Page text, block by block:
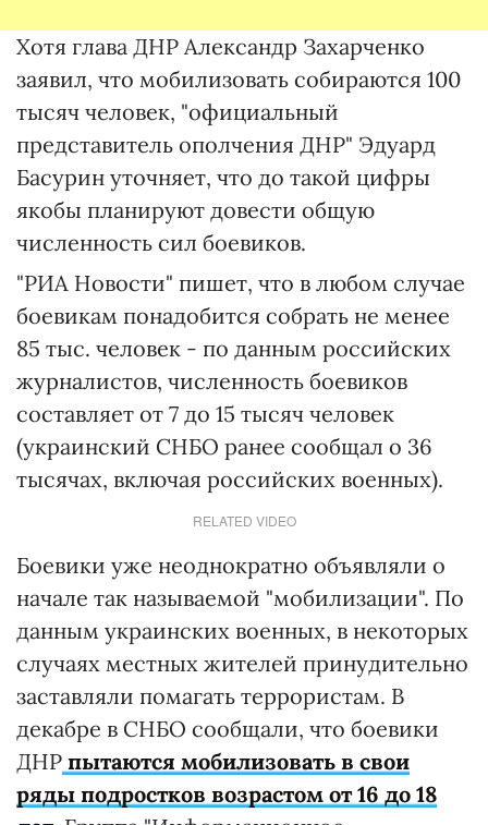
Хотя глава ДНР Александр Захарченко
заявил, что мобилизовать собираются 100
тысяч человек, "официальный
представитель ополчения ДНР" Эдуард
Басурин уточняет, что до такой цифры
якобы планируют довести общую
численность сил боевиков.
"РИА Новости" пишет, что в любом случае
боевикам понадобится собрать не менее
85 тыс. человек - по данным российских
журналистов, численность боевиков
составляет от 7 до 15 тысяч человек
(украинский СНБО ранее сообщал о 36
тысячах, включая российских военных).
RELATED VIDEO
Боевики уже неоднократно объявляли о
начале так называемой "мобилизации". По
данным украинских военных, в некоторых
случаях местных жителей принудительно
заставляли помагать террористам. В
декабре в СНБО сообщали, что боевики
ДНР пытаются мобилизовать в свои
ряды подростков возрастом от 16 до 18